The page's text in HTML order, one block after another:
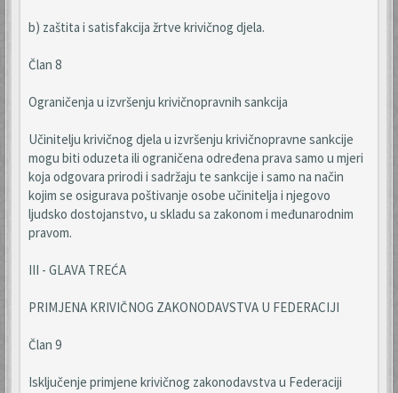
b) zaštita i satisfakcija žrtve krivičnog djela.
Član 8
Ograničenja u izvršenju krivičnopravnih sankcija
Učinitelju krivičnog djela u izvršenju krivičnopravne sankcije
mogu biti oduzeta ili ograničena određena prava samo u mjeri
koja odgovara prirodi i sadržaju te sankcije i samo na način
kojim se osigurava poštivanje osobe učinitelja i njegovo
ljudsko dostojanstvo, u skladu sa zakonom i međunarodnim
pravom.
III - GLAVA TREĆA
PRIMJENA KRIVIČNOG ZAKONODAVSTVA U FEDERACIJI
Član 9
Isključenje primjene krivičnog zakonodavstva u Federaciji